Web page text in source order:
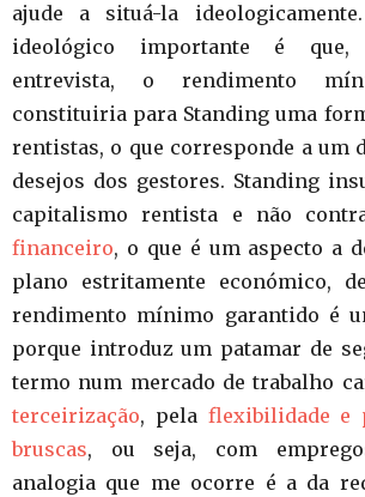
ajude a situá-la
ideológico importante é que,
entrevista, o rendimento
constituiria para Standing uma
rentistas, o que corresponde a um
desejos dos gestores. Standing
capitalismo rentista e não
financeiro, o que é um aspecto a
plano estritamente económico,
rendimento mínimo garantido é
porque introduz um patamar de
termo num mercado de trabalho
terceirização, pela flexibilidade e
bruscas, ou seja, com
analogia que me ocorre é a da